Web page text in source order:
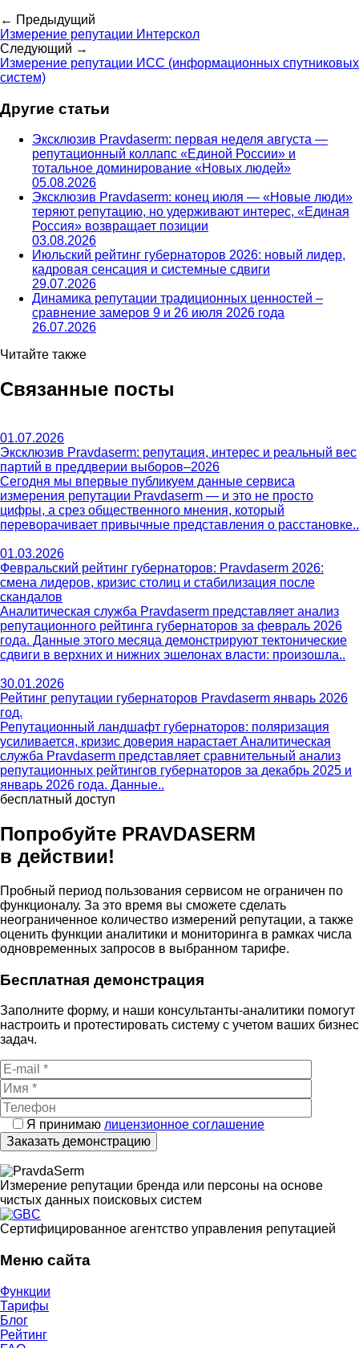
← Предыдущий
Измерение репутации Интерскол
Следующий →
Измерение репутации ИСС (информационных спутниковых
систем)
Другие статьи
Эксклюзив Pravdaserm: первая неделя августа —
репутационный коллапс «Единой России» и
тотальное доминирование «Новых людей»
05.08.2026
Эксклюзив Pravdaserm: конец июля — «Новые люди»
теряют репутацию, но удерживают интерес, «Единая
Россия» возвращает позиции
03.08.2026
Июльский рейтинг губернаторов 2026: новый лидер,
кадровая сенсация и системные сдвиги
29.07.2026
Динамика репутации традиционных ценностей –
сравнение замеров 9 и 26 июля 2026 года
26.07.2026
Читайте также
Связанные посты
01.07.2026
Эксклюзив Pravdaserm: репутация, интерес и реальный вес
партий в преддверии выборов–2026
Сегодня мы впервые публикуем данные сервиса
измерения репутации Pravdaserm — и это не просто
цифры, а срез общественного мнения, который
переворачивает привычные представления о расстановке..
01.03.2026
Февральский рейтинг губернаторов: Pravdaserm 2026:
смена лидеров, кризис столиц и стабилизация после
скандалов
Аналитическая служба Pravdaserm представляет анализ
репутационного рейтинга губернаторов за февраль 2026
года. Данные этого месяца демонстрируют тектонические
сдвиги в верхних и нижних эшелонах власти: произошла..
30.01.2026
Рейтинг репутации губернаторов Pravdaserm январь 2026
год.
Репутационный ландшафт губернаторов: поляризация
усиливается, кризис доверия нарастает Аналитическая
служба Pravdaserm представляет сравнительный анализ
репутационных рейтингов губернаторов за декабрь 2025 и
январь 2026 года. Данные..
бесплатный доступ
Попробуйте PRAVDASERM
в действии!
Пробный период пользования сервисом не ограничен по
функционалу. За это время вы сможете сделать
неограниченное количество измерений репутации, а также
оценить функции аналитики и мониторинга в рамках числа
одновременных запросов в выбранном тарифе.
Бесплатная демонстрация
Заполните форму, и наши консультанты-аналитики помогут
настроить и протестировать систему с учетом ваших бизнес
задач.
Я принимаю лицензионное соглашение
Измерение репутации бренда или персоны на основе
чистых данных поисковых систем
Cертифицированное агентство управления репутацией
Меню сайта
Функции
Тарифы
Блог
Рейтинг